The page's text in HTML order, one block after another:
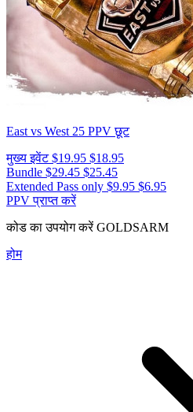
East vs West 25 PPV छूट
मुख्य इवेंट$19.95 $18.95
Bundle $29.45 $25.45
Extended Pass only $9.95 $6.95
PPV प्राप्त करें
कोड का उपयोग करेंGOLDSARM
होम